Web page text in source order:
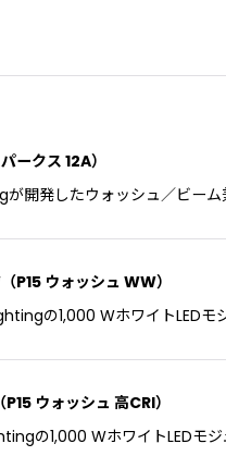
クス 12A）
開発したウォッシュ／ビー
ウォッシュ WW）
の1,000 WホワイトLED
ウォッシュ 高CRI）
の1,000 WホワイトLEDモ